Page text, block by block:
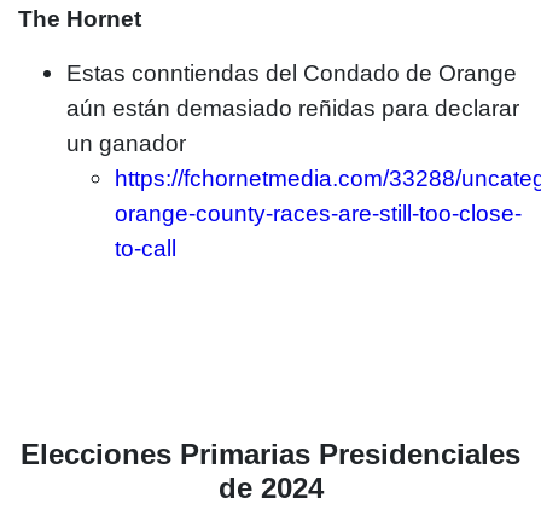
The Hornet
Estas conntiendas del Condado de Orange
aún están demasiado reñidas para declarar
un ganador
https://fchornetmedia.com/33288/
orange-county-races-are-still-too-close-
to-call
Elecciones Primarias Presidenciales
de 2024